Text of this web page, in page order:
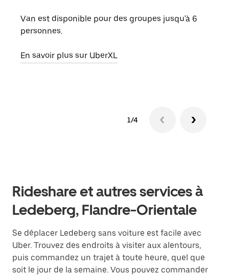
Van est disponible pour des groupes jusqu'à 6
personnes.
En savoir plus sur UberXL
1/4
Rideshare et autres services à
Ledeberg, Flandre-Orientale
Se déplacer Ledeberg sans voiture est facile avec
Uber. Trouvez des endroits à visiter aux alentours,
puis commandez un trajet à toute heure, quel que
soit le jour de la semaine. Vous pouvez commander